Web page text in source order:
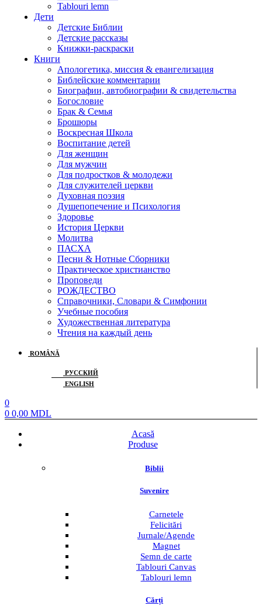
Tablouri lemn
Дети
Детские Библии
Детские рассказы
Книжки-раскраски
Книги
Апологетика, миссия & евангелизация
Библейские комментарии
Биографии, автобиографии & свидетельства
Богословие
Брак & Семья
Брошюры
Воскресная Школа
Воспитание детей
Для женщин
Для мужчин
Для подростков & молодежи
Для служителей церкви
Духовная поэзия
Душепопечение и Психология
Здоровье
История Церкви
Молитва
ПАСХА
Песни & Нотные Сборники
Практическое христианство
Проповеди
РОЖДЕСТВО
Справочники, Словари & Симфонии
Учебные пособия
Художественная литература
Чтения на каждый день
Menu
ROMÂNĂ
РУССКИЙ
ENGLISH
0
0 0,00 MDL
Acasă
Produse
Biblii
Suvenire
Menu
Carnetele
Felicitări
Jurnale/Agende
Magnet
Semn de carte
Tablouri Canvas
Tablouri lemn
Cărți